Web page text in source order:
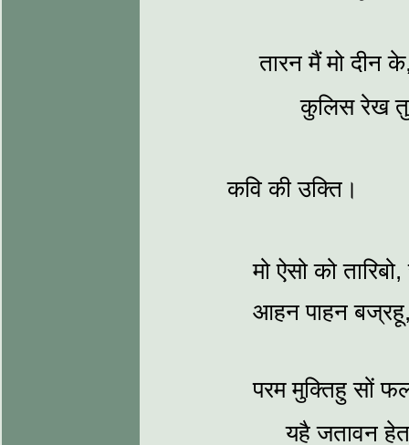
तारन मैं मो दीन
कुलिस रेख
कवि की उक्ति।
मो ऐसो को
आहन पाहन
परम मुक्तिहु सों
यहै जतावन हेत